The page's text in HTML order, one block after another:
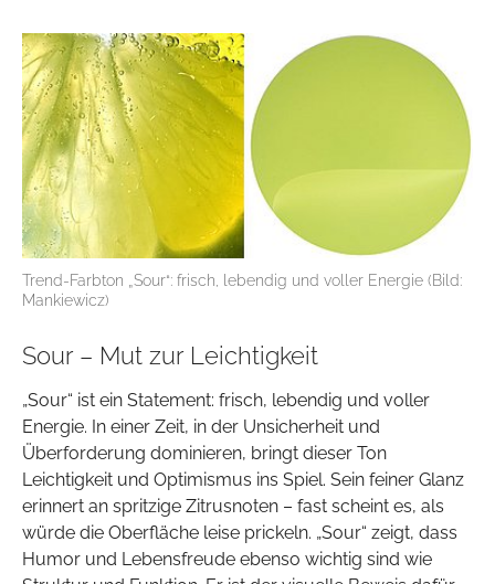
Trend-Farbton „Sour“: frisch, lebendig und voller Energie (Bild:
Mankiewicz)
Sour – Mut zur Leichtigkeit
„Sour“ ist ein Statement: frisch, lebendig und voller
Energie. In einer Zeit, in der Unsicherheit und
Überforderung dominieren, bringt dieser Ton
Leichtigkeit und Optimismus ins Spiel. Sein feiner Glanz
erinnert an spritzige Zitrusnoten – fast scheint es, als
würde die Oberfläche leise prickeln. „Sour“ zeigt, dass
Humor und Lebensfreude ebenso wichtig sind wie